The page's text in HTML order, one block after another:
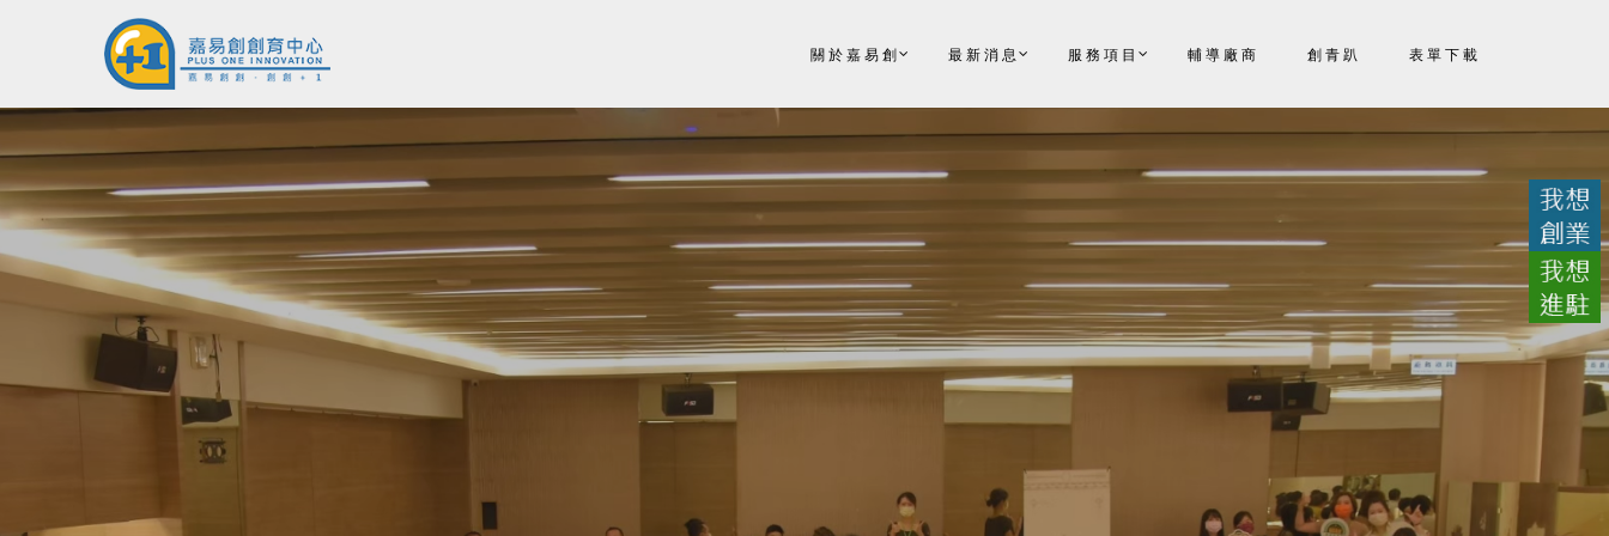
關於嘉易創 最新消息 服務項目 輔導廠商 創青趴 表單下載